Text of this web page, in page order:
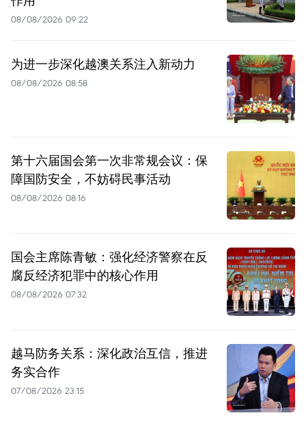
08/08/2026 09:22
为进一步深化越澳关系注入新动力
08/08/2026 08:58
第十六届国会第一次非常规会议：保
障国防安全，不妨碍民事活动
08/08/2026 08:16
国会主席陈青敏：强化经济警察在反
腐反经济犯罪中的核心作用
08/08/2026 07:32
越马防务关系：深化政治互信，推进
务实合作
07/08/2026 23:15